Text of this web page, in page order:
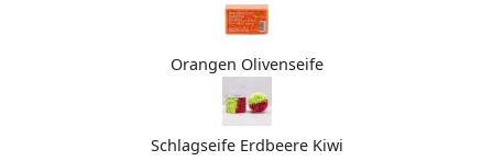
Orangen Olivenseife
Schlagseife Erdbeere Kiwi